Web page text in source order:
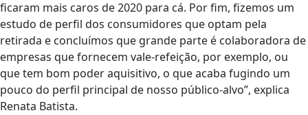
ficaram mais caros de 2020 para cá. Por fim, fizemos um
estudo de perfil dos consumidores que optam pela
retirada e concluímos que grande parte é colaboradora de
empresas que fornecem vale-refeição, por exemplo, ou
que tem bom poder aquisitivo, o que acaba fugindo um
pouco do perfil principal de nosso público-alvo”, explica
Renata Batista.